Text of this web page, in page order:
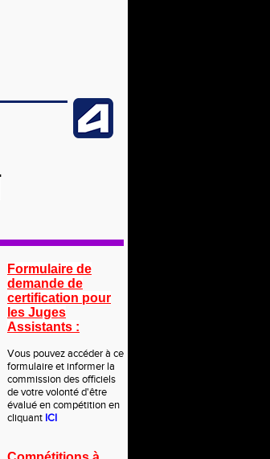
Formulaire de
demande de
certification pour
les Juges
Assistants :
Vous pouvez accéder à ce
formulaire et informer la
commission des officiels
de votre volonté d'être
évalué en compétition en
cliquant ICI